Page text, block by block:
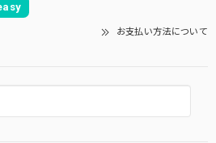
お支払い方法について